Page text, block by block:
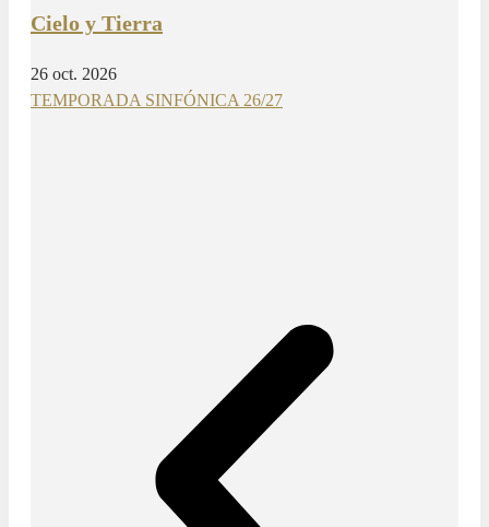
Cielo y Tierra
26 oct. 2026
TEMPORADA SINFÓNICA 26/27